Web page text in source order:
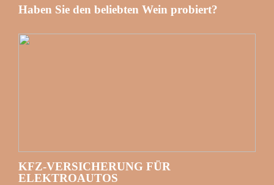
Haben Sie den beliebten Wein probiert?
KFZ-VERSICHERUNG FÜR
ELEKTROAUTOS